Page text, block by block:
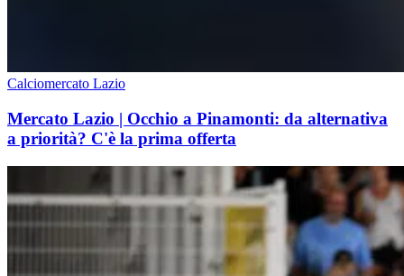
Calciomercato Lazio
Mercato Lazio | Occhio a Pinamonti: da alternativa
a priorità? C'è la prima offerta